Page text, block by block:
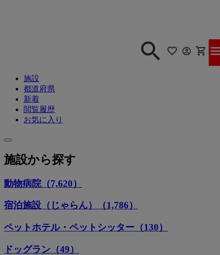
施設
都道府県
新着
閲覧履歴
お気に入り
施設から探す
動物病院（7,620）
宿泊施設（じゃらん）（1,786）
ペットホテル・ペットシッター（130）
ドッグラン（49）